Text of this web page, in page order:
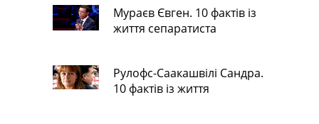
Мураєв Євген. 10 фактів із
життя сепаратиста
Рулофс-Саакашвілі Сандра.
10 фактів із життя